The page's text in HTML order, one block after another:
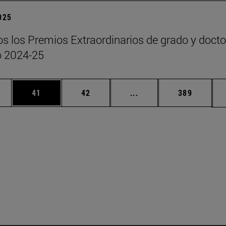
los Premios Extraordinarios de grado y
2024-25
Use TAB para desplazarse.
Página
41 Página
42 ... Páginas intermedias
Página
389